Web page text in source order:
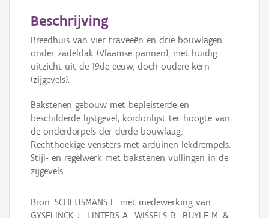
Beschrijving
Breedhuis van vier traveeën en drie bouwlagen
onder zadeldak (Vlaamse pannen), met huidig
uitzicht uit de 19de eeuw, doch oudere kern
(zijgevels).
Bakstenen gebouw met bepleisterde en
beschilderde lijstgevel; kordonlijst ter hoogte van
de onderdorpels der derde bouwlaag.
Rechthoekige vensters met arduinen lekdrempels.
Stijl- en regelwerk met bakstenen vullingen in de
zijgevels.
Bron: SCHLUSMANS F. met medewerking van
GYSELINCK J., LINTERS A., WISSELS R., BUYLE M. &